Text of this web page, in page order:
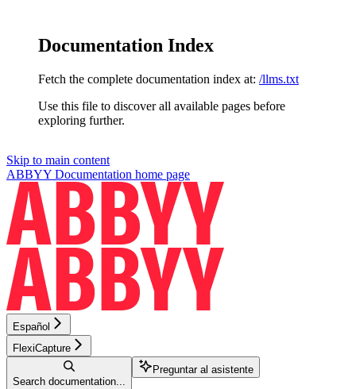
Documentation Index
Fetch the complete documentation index at: /llms.txt
Use this file to discover all available pages before
exploring further.
Skip to main content
ABBYY Documentation home page
Español
FlexiCapture
Search documentation...
Preguntar al asistente